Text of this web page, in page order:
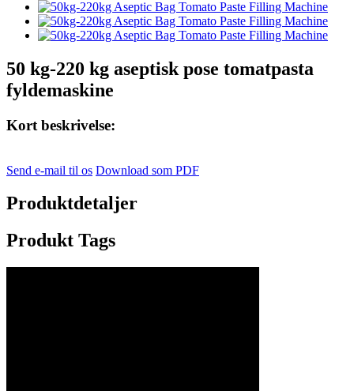
50 kg-220 kg aseptisk pose tomatpasta
fyldemaskine
Kort beskrivelse:
Send e-mail til os Download som PDF
Produktdetaljer
Produkt Tags